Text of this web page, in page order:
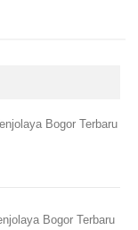
Bogor Terbaru
Bogor Terbaru